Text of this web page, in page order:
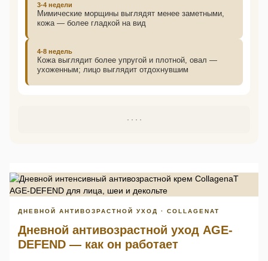
3-4 недели
Мимические морщины выглядят менее заметными,
кожа — более гладкой на вид
4-8 недель
Кожа выглядит более упругой и плотной, овал —
ухоженным; лицо выглядит отдохнувшим
· · · ·
ДНЕВНОЙ АНТИВОЗРАСТНОЙ УХОД · COLLAGENAT
Дневной антивозрастной уход AGE-
DEFEND — как он работает